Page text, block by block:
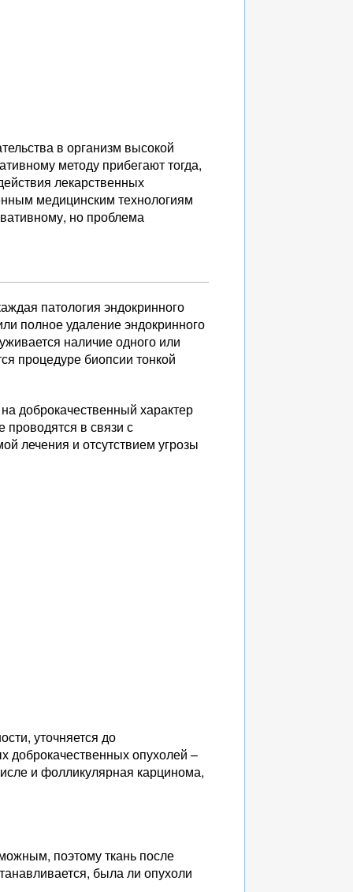
в организм высокой
методу прибегают тогда,
лекарственных
медицинским технологиям
но проблема
патология эндокринного
полное удаление эндокринного
наличие одного или
процедуре биопсии тонкой
доброкачественный характер
проводятся в связи с
лечения и отсутствием угрозы
уточняется до
доброкачественных опухолей –
и фолликулярная карцинома,
поэтому ткань после
была ли опухоли